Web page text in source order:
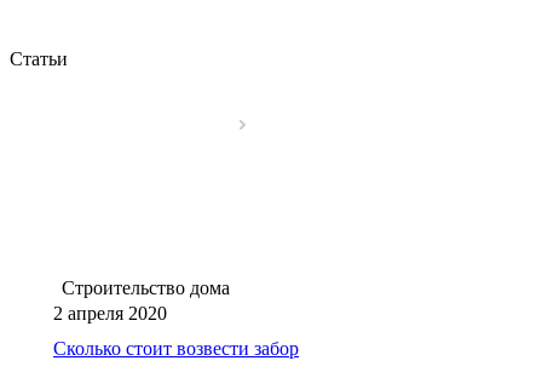
Статьи
Строительство дома
2 апреля 2020
Сколько стоит возвести забор